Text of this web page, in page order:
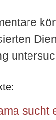
sucht